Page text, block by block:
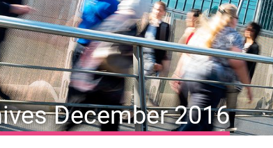
December 2016